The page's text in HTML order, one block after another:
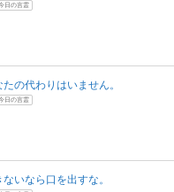
日の言霊
の代わりはいません。
日の言霊
いなら口を出すな。